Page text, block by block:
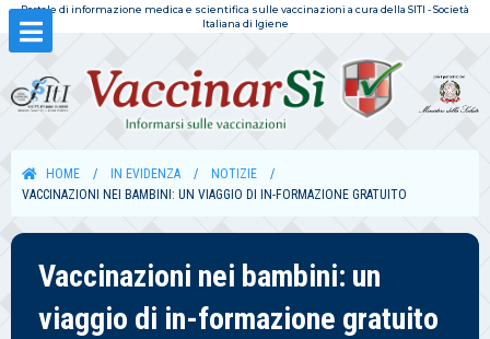
Portale di informazione medica e scientifica sulle vaccinazioni a cura della SITI - Società
Italiana di Igiene
HOME IN EVIDENZA
NOTIZIE
VACCINAZIONI NEI BAMBINI: UN VIAGGIO DI IN-FORMAZIONE GRATUITO
Vaccinazioni nei bambini: un
viaggio di in-formazione gratuito